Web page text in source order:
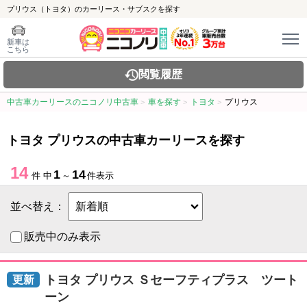
プリウス（トヨタ）のカーリース・サブスクを探す
新車は
こちら
閲覧履歴
中古車カーリースのニコノリ中古車 車を探す トヨタ プリウス
トヨタ プリウスの中古車カーリースを探す
14 件 中 1 ～ 14件表示
並べ替え：
販売中のみ表示
トヨタ プリウス Ｓセーフティプラス ツート
ーン